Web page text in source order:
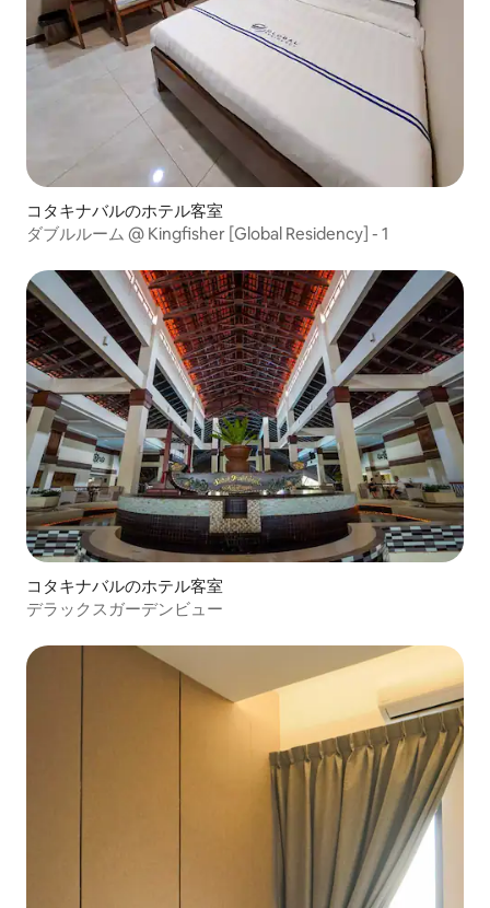
コタキナバルのホテル客室
ダブルルーム @ Kingfisher [Global Residency] - 1
コタキナバルのホテル客室
デラックスガーデンビュー